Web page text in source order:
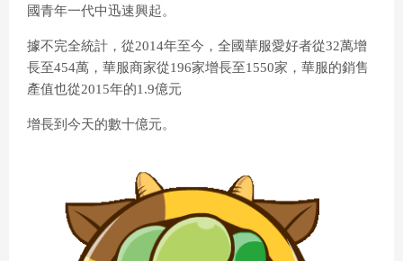
國青年一代中迅速興起。
據不完全統計，從2014年至今，全國華服愛好者從32萬增
長至454萬，華服商家從196家增長至1550家，華服的銷售
產值也從2015年的1.9億元
增長到今天的數十億元。